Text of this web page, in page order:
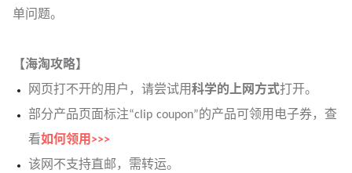
单问题。
【海淘攻略】
网页打不开的用户，请尝试用科学的上网方式打开。
部分产品页面标注“clip coupon”的产品可领用电子券，查
看如何领用>>>
该网不支持直邮，需转运。